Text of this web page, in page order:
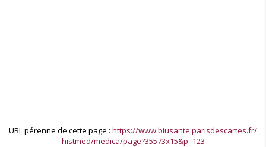
URL pérenne de cette page : https://www.biusante.parisdescartes.fr/
histmed/medica/page?35573x15&p=123